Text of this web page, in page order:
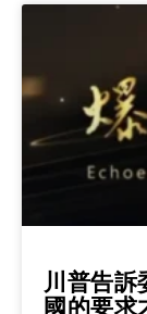
川普告訴
國的要求